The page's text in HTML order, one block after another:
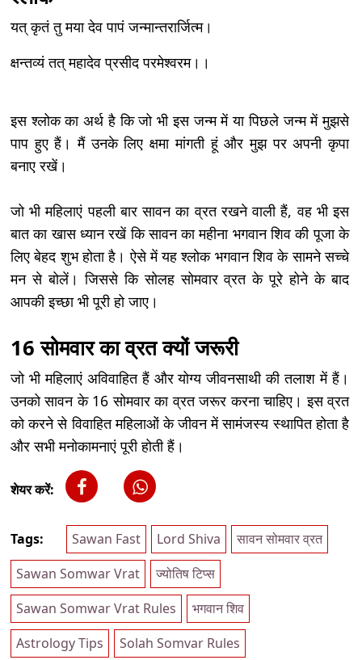
यत् कृतं तु मया देव पापं जन्मान्तरार्जित्म।
क्षन्तव्यं तत् महादेव प्रसीद परमेश्वरम।।
इस श्लोक का अर्थ है कि जो भी इस जन्म में या पिछले जन्म में मुझसे
पाप हुए हैं। मैं उनके लिए क्षमा मांगती हूं और मुझ पर अपनी कृपा
बनाए रखें।
जो भी महिलाएं पहली बार सावन का व्रत रखने वाली हैं, वह भी इस
बात का खास ध्यान रखें कि सावन का महीना भगवान शिव की पूजा के
लिए बेहद शुभ होता है। ऐसे में यह श्लोक भगवान शिव के सामने सच्चे
मन से बोलें। जिससे कि सोलह सोमवार व्रत के पूरे होने के बाद
आपकी इच्छा भी पूरी हो जाए।
16 सोमवार का व्रत क्यों जरूरी
जो भी महिलाएं अविवाहित हैं और योग्य जीवनसाथी की तलाश में हैं।
उनको सावन के 16 सोमवार का व्रत जरूर करना चाहिए। इस व्रत
को करने से विवाहित महिलाओं के जीवन में सामंजस्य स्थापित होता है
और सभी मनोकामनाएं पूरी होती हैं।
शेयर करें:
Tags: Sawan Fast Lord Shiva
सावन सोमवार व्रत
Sawan Somwar Vrat
ज्योतिष टिप्स
Sawan Somwar Vrat Rules
भगवान शिव
Astrology Tips
Solah Somvar Rules